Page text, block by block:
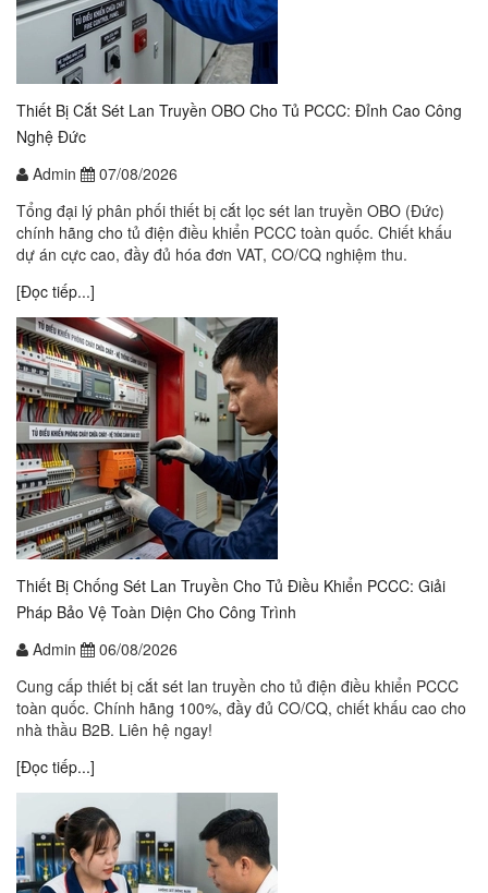
Thiết Bị Cắt Sét Lan Truyền OBO Cho Tủ PCCC: Đỉnh Cao Công
Nghệ Đức
Admin
07/08/2026
Tổng đại lý phân phối thiết bị cắt lọc sét lan truyền OBO (Đức)
chính hãng cho tủ điện điều khiển PCCC toàn quốc. Chiết khấu
dự án cực cao, đầy đủ hóa đơn VAT, CO/CQ nghiệm thu.
[Đọc tiếp...]
Thiết Bị Chống Sét Lan Truyền Cho Tủ Điều Khiển PCCC: Giải
Pháp Bảo Vệ Toàn Diện Cho Công Trình
Admin
06/08/2026
Cung cấp thiết bị cắt sét lan truyền cho tủ điện điều khiển PCCC
toàn quốc. Chính hãng 100%, đầy đủ CO/CQ, chiết khấu cao cho
nhà thầu B2B. Liên hệ ngay!
[Đọc tiếp...]